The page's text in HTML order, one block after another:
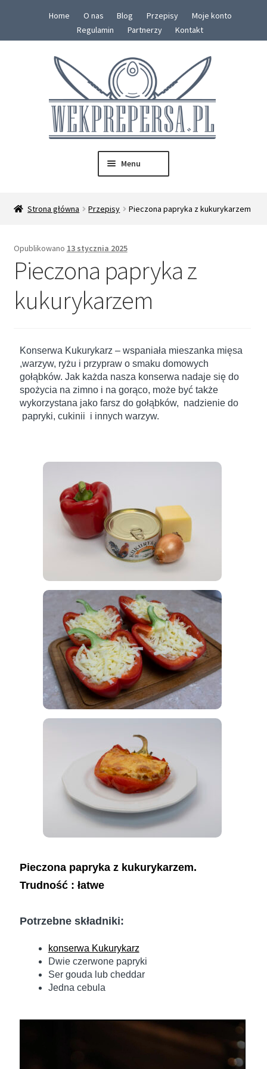
Home O nas Blog Przepisy
Moje konto
Regulamin
Partnerzy Kontakt
Menu
Zestawy
Noże survivalowe
Inne
Strona główna Przepisy Pieczona papryka z kukurykarzem
Opublikowano 13 stycznia 2025
Pieczona papryka z
kukurykarzem
Konserwa Kukurykarz – wspaniała mieszanka mięsa
,warzyw, ryżu i przypraw o smaku domowych
gołąbków. Jak każda nasza konserwa nadaje się do
spożycia na zimno i na gorąco, może być także
wykorzystana jako farsz do gołąbków, nadzienie do
papryki, cukinii i innych warzyw.
Pieczona papryka z kukurykarzem.
Trudność : łatwe
Potrzebne składniki:
konserwa Kukurykarz
Dwie czerwone papryki
Ser gouda lub cheddar
Jedna cebula